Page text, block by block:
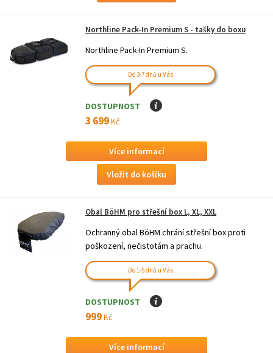
Northline Pack-In Premium S - tašky do boxu
Northline Pack-In Premium S.
Do 3-7 dnů u Vás
DOSTUPNOST I
3 699Kč
Více informací
Obal BöHM pro střešní box L, XL, XXL
Ochranný obal BöHM chrání střešní box proti
poškození, nečistotám a prachu.
Do 1-5 dnů u Vás
DOSTUPNOST I
999Kč
Více informací